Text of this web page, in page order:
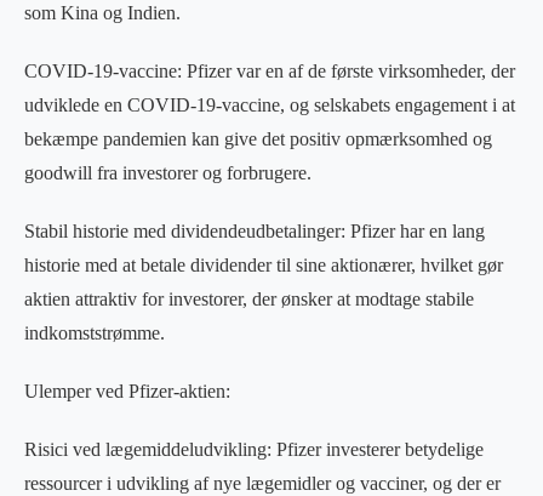
som Kina og Indien.
COVID-19-vaccine: Pfizer var en af de første virksomheder, der
udviklede en COVID-19-vaccine, og selskabets engagement i at
bekæmpe pandemien kan give det positiv opmærksomhed og
goodwill fra investorer og forbrugere.
Stabil historie med dividendeudbetalinger: Pfizer har en lang
historie med at betale dividender til sine aktionærer, hvilket gør
aktien attraktiv for investorer, der ønsker at modtage stabile
indkomststrømme.
Ulemper ved Pfizer-aktien:
Risici ved lægemiddeludvikling: Pfizer investerer betydelige
ressourcer i udvikling af nye lægemidler og vacciner, og der er